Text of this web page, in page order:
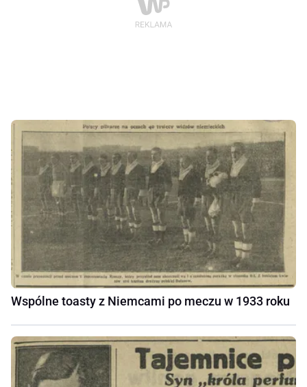
Wspólne toasty z Niemcami po meczu w 1933 roku